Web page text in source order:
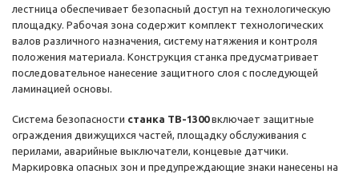
лестница обеспечивает безопасный доступ на технологическую
площадку. Рабочая зона содержит комплект технологических
валов различного назначения, систему натяжения и контроля
положения материала. Конструкция станка предусматривает
последовательное нанесение защитного слоя с последующей
ламинацией основы.
Система безопасности станка TB-1300включает защитные
ограждения движущихся частей, площадку обслуживания с
перилами, аварийные выключатели, концевые датчики.
Маркировка опасных зон и предупреждающие знаки нанесены на